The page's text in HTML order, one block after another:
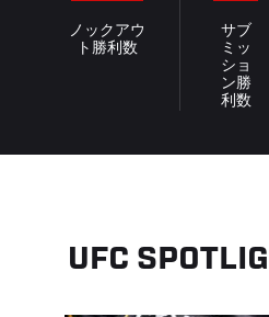
ノックアウ
ト勝利数
サブ
ミッ
ショ
ン勝
利数
UFC